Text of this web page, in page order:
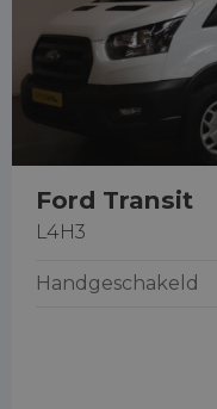
Ford Transit
L4H3
Handgeschakeld